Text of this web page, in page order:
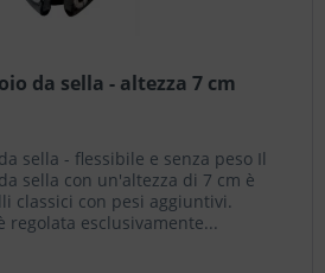
da sella - altezza 7 cm
sella - flessibile e senza peso Il
sella con un'altezza di 7 cm è
classici con pesi aggiuntivi.
regolata esclusivamente...